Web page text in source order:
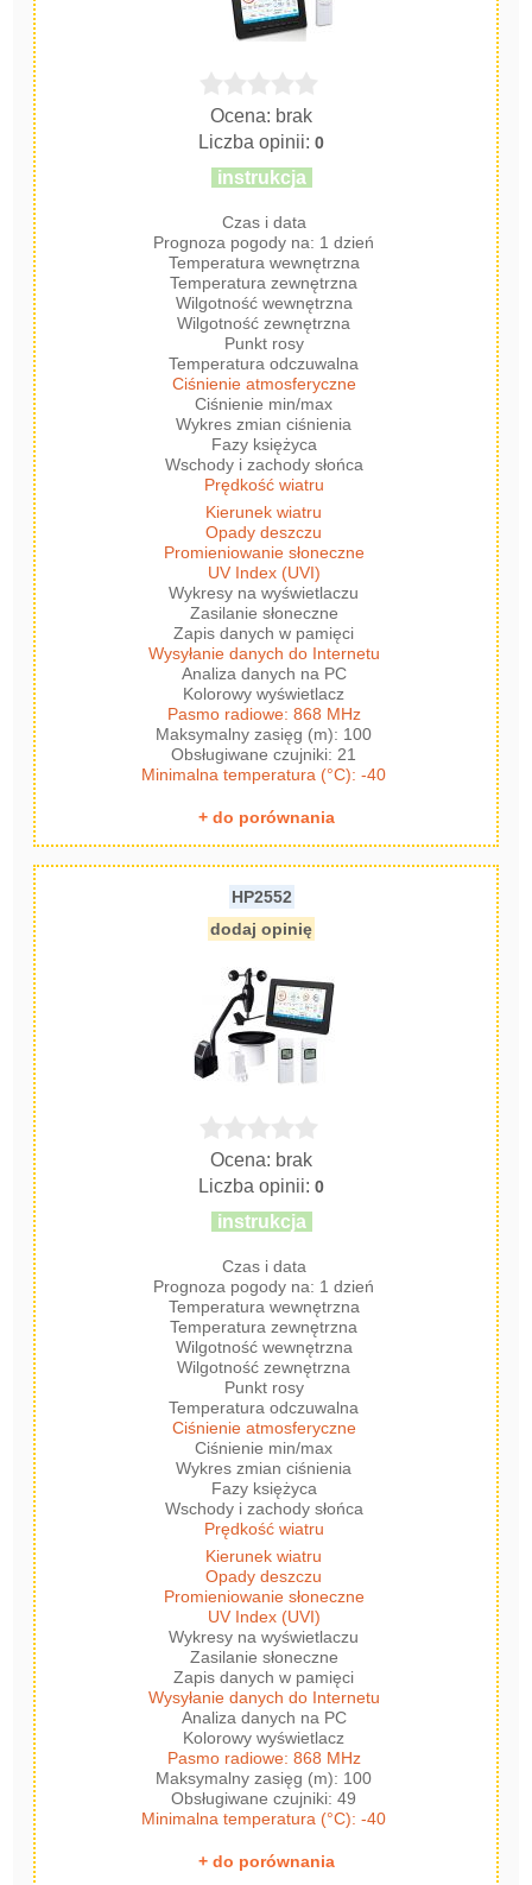
Ocena: brak
Liczba opinii:0
instrukcja
Czas i data
Prognoza pogody na: 1 dzień
Temperatura wewnętrzna
Temperatura zewnętrzna
Wilgotność wewnętrzna
Wilgotność zewnętrzna
Punkt rosy
Temperatura odczuwalna
Ciśnienie atmosferyczne
Ciśnienie min/max
Wykres zmian ciśnienia
Fazy księżyca
Wschody i zachody słońca
Prędkość wiatru
Kierunek wiatru
Opady deszczu
Promieniowanie słoneczne
UV Index (UVI)
Wykresy na wyświetlaczu
Zasilanie słoneczne
Zapis danych w pamięci
Wysyłanie danych do Internetu
Analiza danych na PC
Kolorowy wyświetlacz
Pasmo radiowe: 868 MHz
Maksymalny zasięg (m): 100
Obsługiwane czujniki: 21
Minimalna temperatura (°C): -40
+ do porównania
HP2552
dodaj opinię
Ocena: brak
Liczba opinii:0
instrukcja
Czas i data
Prognoza pogody na: 1 dzień
Temperatura wewnętrzna
Temperatura zewnętrzna
Wilgotność wewnętrzna
Wilgotność zewnętrzna
Punkt rosy
Temperatura odczuwalna
Ciśnienie atmosferyczne
Ciśnienie min/max
Wykres zmian ciśnienia
Fazy księżyca
Wschody i zachody słońca
Prędkość wiatru
Kierunek wiatru
Opady deszczu
Promieniowanie słoneczne
UV Index (UVI)
Wykresy na wyświetlaczu
Zasilanie słoneczne
Zapis danych w pamięci
Wysyłanie danych do Internetu
Analiza danych na PC
Kolorowy wyświetlacz
Pasmo radiowe: 868 MHz
Maksymalny zasięg (m): 100
Obsługiwane czujniki: 49
Minimalna temperatura (°C): -40
+ do porównania